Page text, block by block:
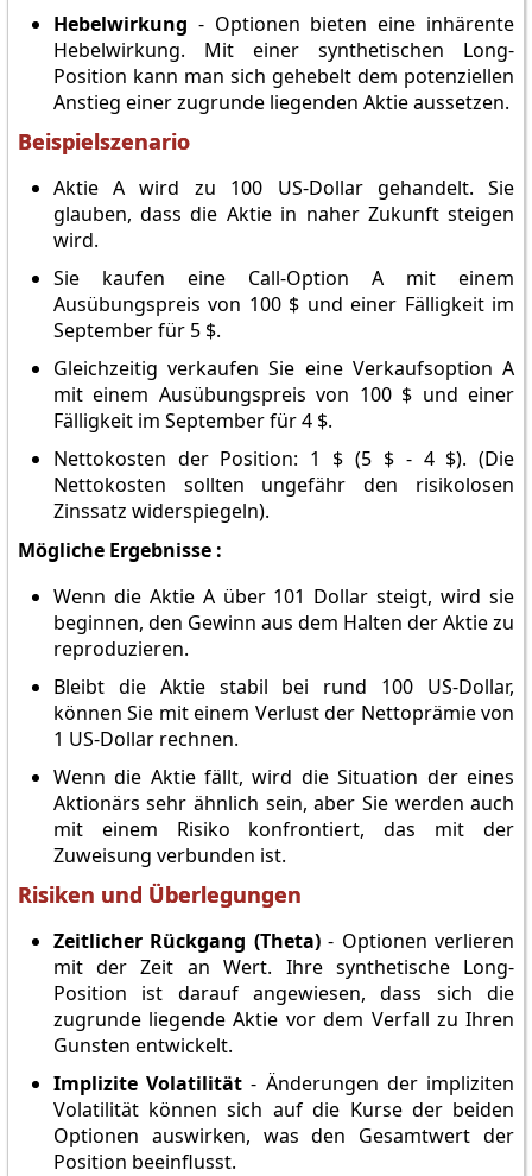
Hebelwirkung - Optionen bieten eine inhärente
Hebelwirkung. Mit einer synthetischen Long-
Position kann man sich gehebelt dem potenziellen
Anstieg einer zugrunde liegenden Aktie aussetzen.
Beispielszenario
Aktie A wird zu 100 US-Dollar gehandelt. Sie
glauben, dass die Aktie in naher Zukunft steigen
wird.
Sie kaufen eine Call-Option A mit einem
Ausübungspreis von 100 $ und einer Fälligkeit im
September für 5 $.
Gleichzeitig verkaufen Sie eine Verkaufsoption A
mit einem Ausübungspreis von 100 $ und einer
Fälligkeit im September für 4 $.
Nettokosten der Position: 1 $ (5 $ - 4 $). (Die
Nettokosten sollten ungefähr den risikolosen
Zinssatz widerspiegeln).
Mögliche Ergebnisse :
Wenn die Aktie A über 101 Dollar steigt, wird sie
beginnen, den Gewinn aus dem Halten der Aktie zu
reproduzieren.
Bleibt die Aktie stabil bei rund 100 US-Dollar,
können Sie mit einem Verlust der Nettoprämie von
1 US-Dollar rechnen.
Wenn die Aktie fällt, wird die Situation der eines
Aktionärs sehr ähnlich sein, aber Sie werden auch
mit einem Risiko konfrontiert, das mit der
Zuweisung verbunden ist.
Risiken und Überlegungen
Zeitlicher Rückgang (Theta)- Optionen verlieren
mit der Zeit an Wert. Ihre synthetische Long-
Position ist darauf angewiesen, dass sich die
zugrunde liegende Aktie vor dem Verfall zu Ihren
Gunsten entwickelt.
Implizite Volatilität- Änderungen der impliziten
Volatilität können sich auf die Kurse der beiden
Optionen auswirken, was den Gesamtwert der
Position beeinflusst.